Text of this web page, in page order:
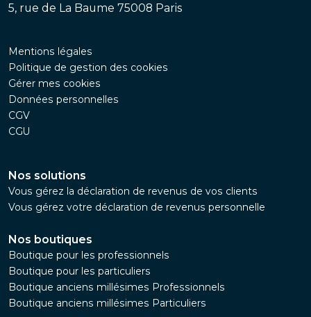
5, rue de La Baume 75008 Paris
Mentions légales
Politique de gestion des cookies
Gérer mes cookies
Données personnelles
CGV
CGU
Nos solutions
Vous gérez la déclaration de revenus de vos clients
Vous gérez votre déclaration de revenus personnelle
Nos boutiques
Boutique pour les professionnels
Boutique pour les particuliers
Boutique anciens millésimes Professionnels
Boutique anciens millésimes Particuliers